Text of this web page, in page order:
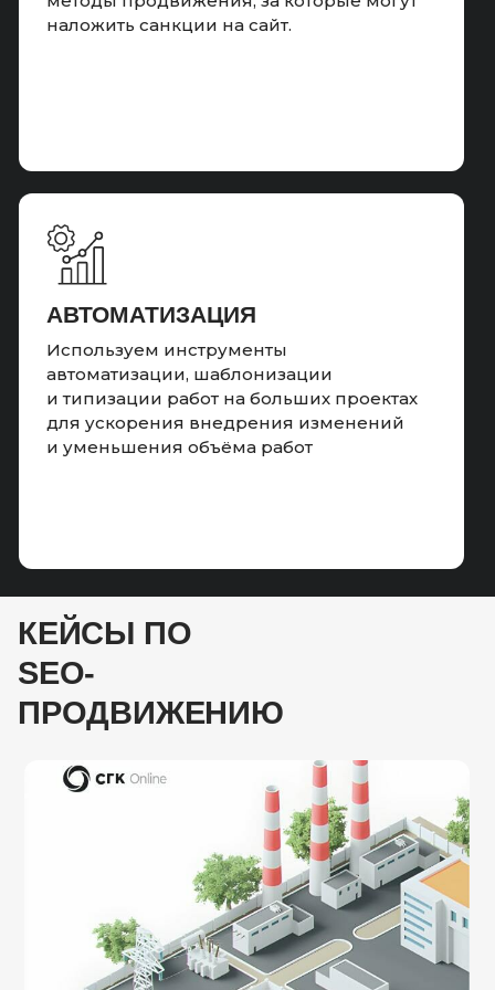
кликабельный title и description,
добиваемся показа всего объявления
с микроразметкой
Результат:
рост позиций с ТОП-10 до ТОП-3
в поисковых системах
наложить санкции на сайт.
АВТОМАТИЗАЦИЯ
Используем инструменты
автоматизации, шаблонизации
и типизации работ на больших проектах
для ускорения внедрения изменений
и уменьшения объёма работ
КЕЙСЫ ПО
SEO-
ПРОДВИЖЕНИЮ